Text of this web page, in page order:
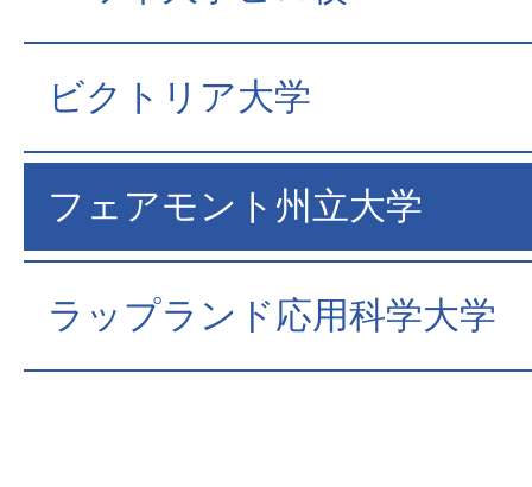
ビクトリア大学
フェアモント州立大学
ラップランド応用科学大学